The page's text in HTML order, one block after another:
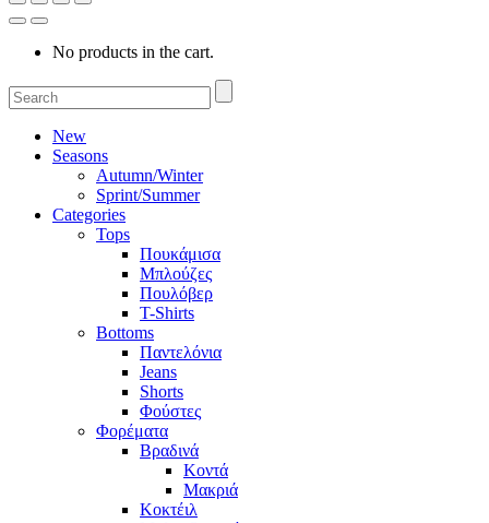
No products in the cart.
New
Seasons
Autumn/Winter
Sprint/Summer
Categories
Tops
Πουκάμισα
Μπλούζες
Πουλόβερ
T-Shirts
Bottoms
Παντελόνια
Jeans
Shorts
Φούστες
Φορέματα
Βραδινά
Κοντά
Μακριά
Κοκτέιλ